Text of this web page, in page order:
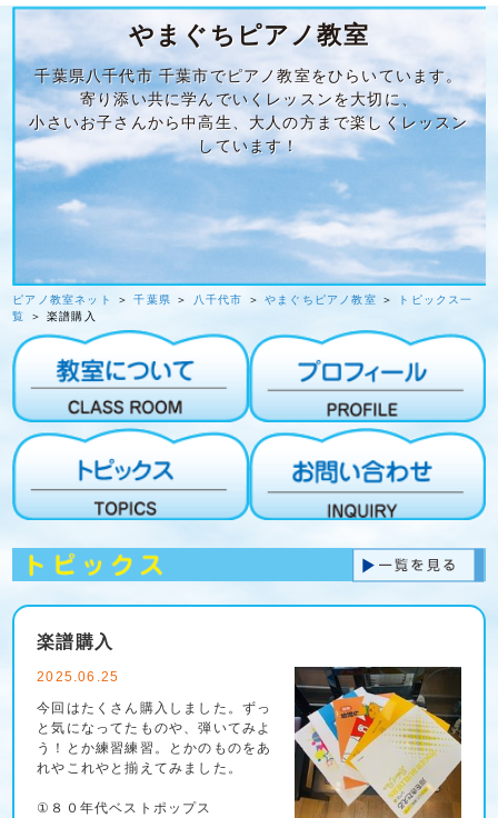
やまぐちピアノ教室
千葉県八千代市 千葉市でピアノ教室をひらいています。
寄り添い共に学んでいくレッスンを大切に、
小さいお子さんから中高生、大人の方まで楽しくレッスン
しています！
ピアノ教室ネット ＞千葉県 ＞ 八千代市 ＞やまぐちピアノ教室 ＞
トピックス一
覧
＞ 楽譜購入
楽譜購入
2025.06.25
今回はたくさん購入しました。ずっ
と気になってたものや、弾いてみよ
う！とか練習練習。とかのものをあ
れやこれやと揃えてみました。
①８０年代ベストポップス